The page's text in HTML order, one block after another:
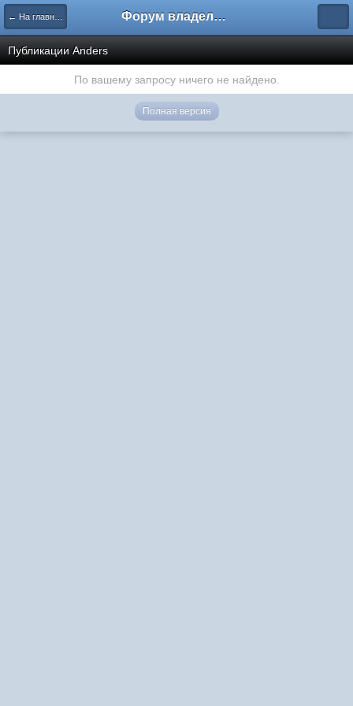
← На главную Форум владельцев интернет-магазинов
Публикации Anders
По вашему запросу ничего не найдено.
Полная версия